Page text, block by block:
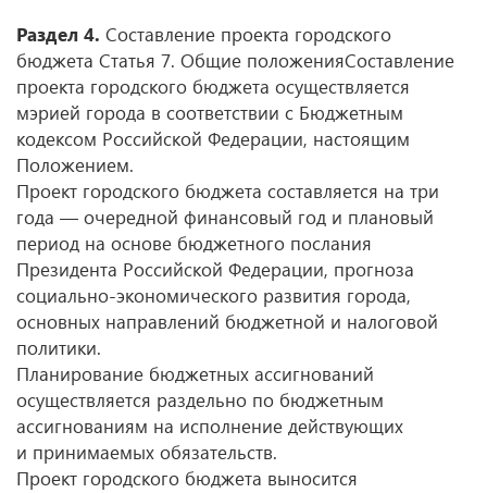
Раздел 4. Составление проекта городского
бюджета Статья 7. Общие положенияСоставление
проекта городского бюджета осуществляется
мэрией города в соответствии с Бюджетным
кодексом Российской Федерации, настоящим
Положением.
Проект городского бюджета составляется на три
года — очередной финансовый год и плановый
период на основе бюджетного послания
Президента Российской Федерации, прогноза
социально-экономического развития города,
основных направлений бюджетной и налоговой
политики.
Планирование бюджетных ассигнований
осуществляется раздельно по бюджетным
ассигнованиям на исполнение действующих
и принимаемых обязательств.
Проект городского бюджета выносится